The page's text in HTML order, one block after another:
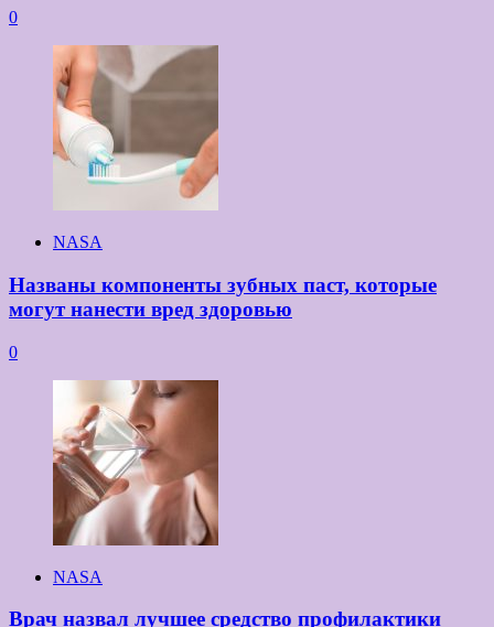
0
NASA
Названы компоненты зубных паст, которые
могут нанести вред здоровью
0
NASA
Врач назвал лучшее средство профилактики